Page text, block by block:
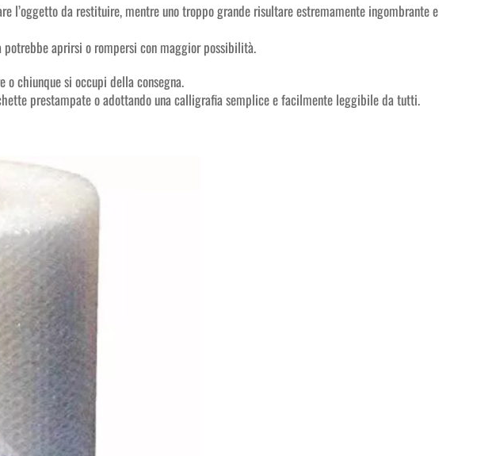
l’oggetto da restituire, mentre uno troppo grande risultare estremamente ingombrante e
aprirsi o rompersi con maggior possibilità.
chiunque si occupi della consegna.
prestampate o adottando una calligrafia semplice e facilmente leggibile da tutti.